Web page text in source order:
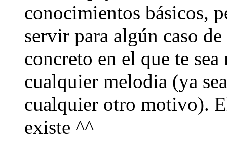
conocimientos básicos,
servir para algún caso
concreto en el que te
cualquier melodia (ya
cualquier otro motivo).
existe ^^